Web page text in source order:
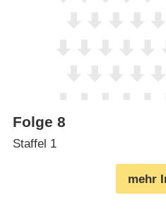
Folge 8
Staffel 1
mehr